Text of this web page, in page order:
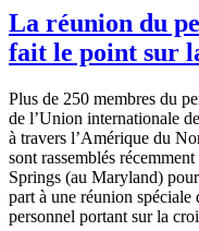
La réunion du
fait le point sur
Plus de 250 membres du
de l’Union internationale
à travers l’Amérique du
sont rassemblés
Springs (au Maryland)
part à une réunion spéciale
personnel portant sur la